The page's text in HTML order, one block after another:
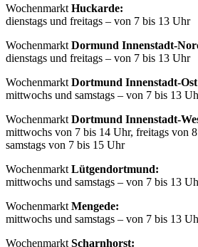
Wochenmarkt Huckarde:
dienstags und freitags – von 7 bis 13 Uhr
Wochenmarkt Dormund Innenstadt-
dienstags und freitags – von 7 bis 13 Uhr
Wochenmarkt Dortmund Innenstadt-
mittwochs und samstags – von 7 bis 13
Wochenmarkt Dortmund Innenstadt-
mittwochs von 7 bis 14 Uhr, freitags von
samstags von 7 bis 15 Uhr
Wochenmarkt Lütgendortmund:
mittwochs und samstags – von 7 bis 13
Wochenmarkt Mengede:
mittwochs und samstags – von 7 bis 13
Wochenmarkt Scharnhorst: